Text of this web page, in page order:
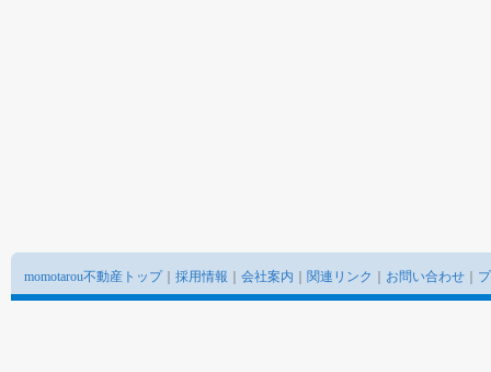
momotarou不動産トップ｜ 採用情報 会社案内 関連リンク お問い合わせ